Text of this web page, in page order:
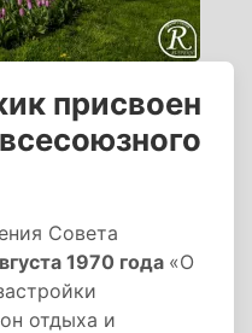
присвоен
Совета
1970 года «О
отдыха и